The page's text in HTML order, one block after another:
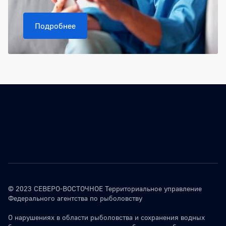
Подробнее
© 2023 СЕВЕРО-ВОСТОЧНОЕ Территориальное управление
Федерального агентства по рыболовству
О нарушениях в области рыболовства и сохранения водных